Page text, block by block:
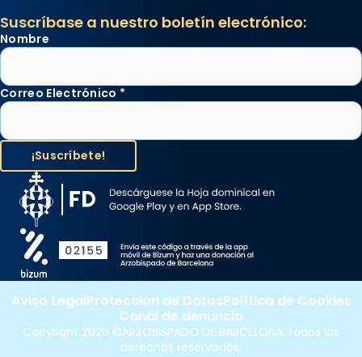
Suscríbase a nuestro boletín electrónico:
Nombre
Correo Electrónico *
Copyright 2026 ©ARZOBISPADO DE BARCELONA, todos los
derechos reservados.
Aviso LegalProtección de DatosPolítica de Cookies
Canal de denuncia